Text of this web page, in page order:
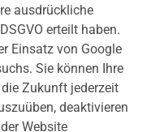
ausdrückliche
erteilt haben.
Einsatz von Google
Sie können Ihre
Zukunft jederzeit
deaktivieren
Website